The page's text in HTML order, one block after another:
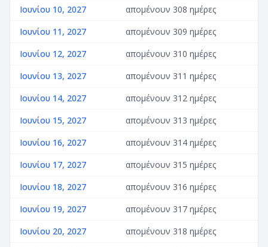
Ιουνίου 10, 2027
απομένουν 308 ημέρες
Ιουνίου 11, 2027
απομένουν 309 ημέρες
Ιουνίου 12, 2027
απομένουν 310 ημέρες
Ιουνίου 13, 2027
απομένουν 311 ημέρες
Ιουνίου 14, 2027
απομένουν 312 ημέρες
Ιουνίου 15, 2027
απομένουν 313 ημέρες
Ιουνίου 16, 2027
απομένουν 314 ημέρες
Ιουνίου 17, 2027
απομένουν 315 ημέρες
Ιουνίου 18, 2027
απομένουν 316 ημέρες
Ιουνίου 19, 2027
απομένουν 317 ημέρες
Ιουνίου 20, 2027
απομένουν 318 ημέρες